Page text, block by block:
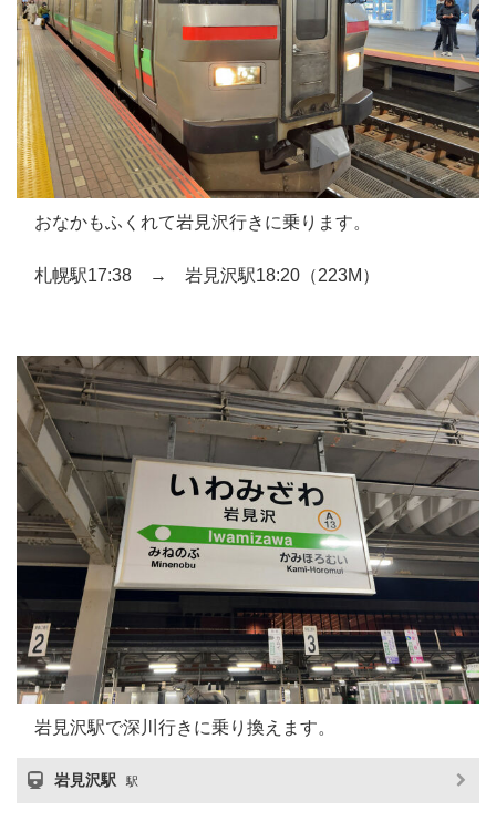
おなかもふくれて岩見沢行きに乗ります。
札幌駅17:38 → 岩見沢駅18:20（223M）
岩見沢駅で深川行きに乗り換えます。
岩見沢駅 駅